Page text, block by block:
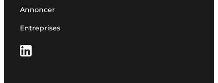
Annoncer
Entreprises